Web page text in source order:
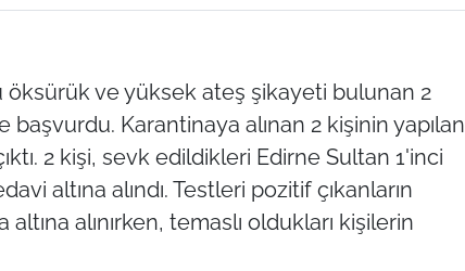
öksürük ve yüksek ateş şikayeti bulunan 2
Karantinaya alınan 2 kişinin yapılan
2 kişi, sevk edildikleri Edirne Sultan 1'inci
altına alındı. Testleri pozitif çıkanların
alınırken, temaslı oldukları kişilerin